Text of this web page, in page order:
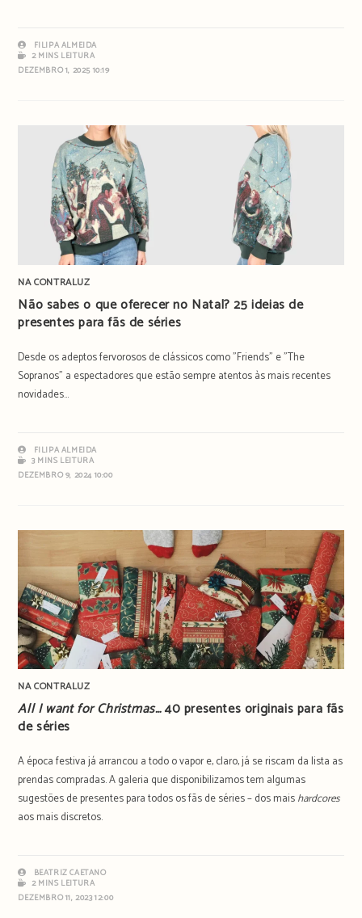
FILIPA ALMEIDA
2 MINS LEITURA
DEZEMBRO 1, 2025 10:19
NA CONTRALUZ
Não sabes o que oferecer no Natal? 25 ideias de
presentes para fãs de séries
Desde os adeptos fervorosos de clássicos como "Friends" e "The
Sopranos" a espectadores que estão sempre atentos às mais recentes
novidades...
FILIPA ALMEIDA
3 MINS LEITURA
DEZEMBRO 9, 2024 10:00
NA CONTRALUZ
All I want for Christmas…40 presentes originais para fãs
de séries
A época festiva já arrancou a todo o vapor e, claro, já se riscam da lista as
prendas compradas. A galeria que disponibilizamos tem algumas
sugestões de presentes para todos os fãs de séries – dos maishardcores
aos mais discretos.
BEATRIZ CAETANO
2 MINS LEITURA
DEZEMBRO 11, 2023 12:00